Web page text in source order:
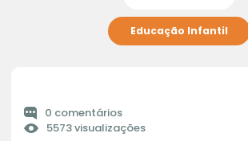
Educação Infantil
0 comentários
5573 visualizações